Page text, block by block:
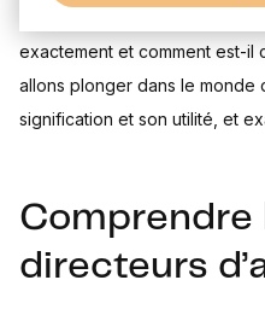
Limitations et critiques du
Problématiques
Observations des
exactement et comment est-il
allons plonger dans le monde
signification et son utilité, et
Comprendre
directeurs